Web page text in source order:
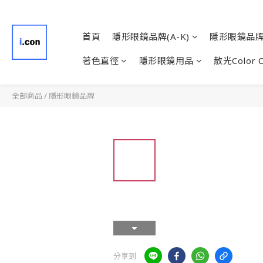
首頁 隱形眼鏡品牌(A-K) 隱形眼鏡品
著色直徑 隱形眼鏡用品 散光Color
全部商品 / 隱形眼鏡品牌
分享到